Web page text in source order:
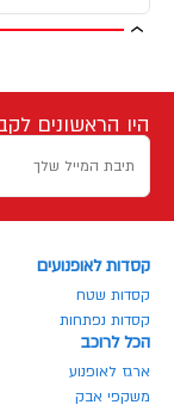
היו הראשונים
קסדות לאופנועים
קסדות שטח
קסדות נפתחות
הכל לרוכב
ארגז לאופנוע
משקפי אבק